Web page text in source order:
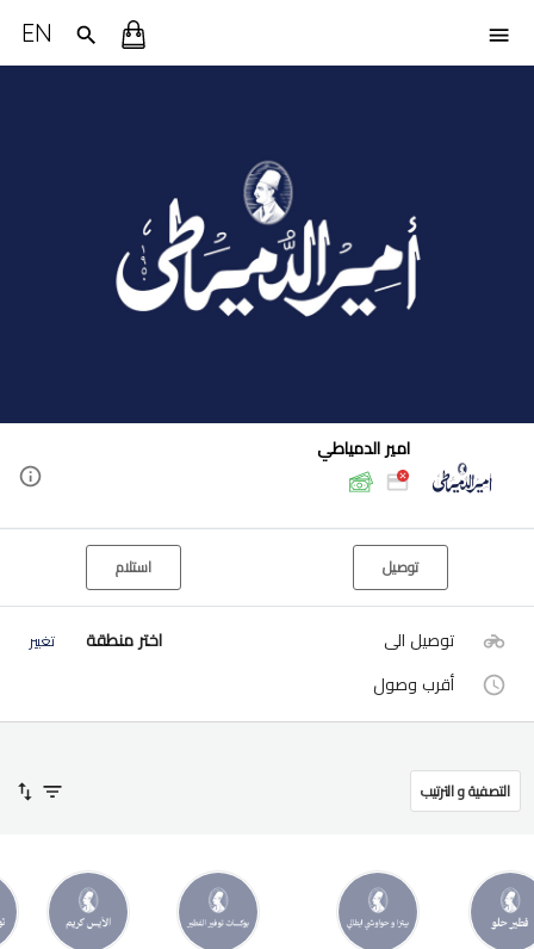
EN
امير الدمياطي
توصيل استلام
توصيل الى اختر منطقة تغيير
أقرب وصول
التصفية و الترتيب